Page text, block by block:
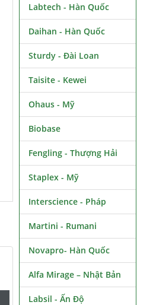
Labtech - Hàn Quốc
Daihan - Hàn Quốc
Sturdy - Đài Loan
Taisite - Kewei
Ohaus - Mỹ
Biobase
Fengling - Thượng Hải
Staplex - Mỹ
Interscience - Pháp
Martini - Rumani
Novapro- Hàn Quốc
Alfa Mirage – Nhật Bản
Labsil - Ấn Độ